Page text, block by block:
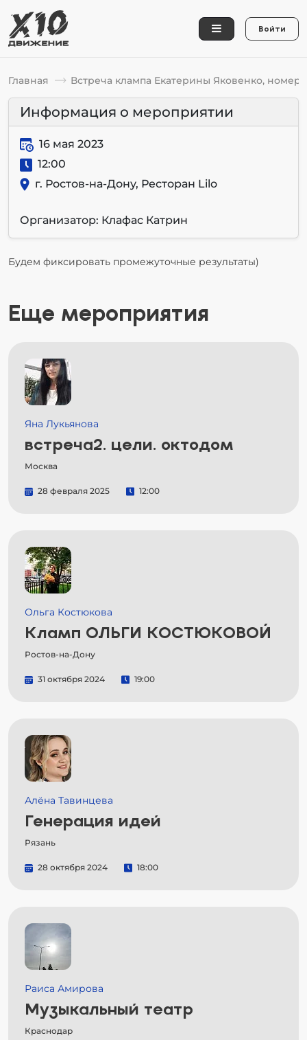
Войти
Главная Встреча клампа Екатерины Яковенко, номер
Информация о мероприятии
16 мая 2023
12:00
г. Ростов-на-Дону, Ресторан Lilo
Организатор: Клафас Катрин
Будем фиксировать промежуточные результаты)
Еще мероприятия
Яна Лукьянова
встреча2. цели. октодом
Москва
28 февраля 2025 12:00
Ольга Костюкова
Кламп ОЛЬГИ КОСТЮКОВОЙ
Ростов-на-Дону
31 октября 2024 19:00
Алёна Тавинцева
Генерация идей
Рязань
28 октября 2024 18:00
Раиса Амирова
Музыкальный театр
Краснодар